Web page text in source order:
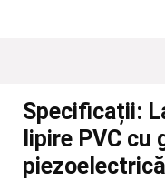
Specificații:
lipire PVC cu
piezoelectrică